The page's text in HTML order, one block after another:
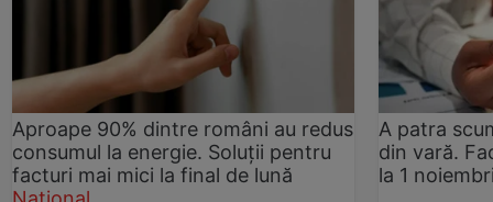
Aproape 90% dintre români au redus
consumul la energie. Soluții pentru
facturi mai mici la final de lună
A patra
din vară.
la 1